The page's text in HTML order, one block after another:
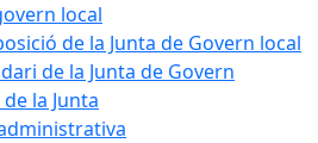
local
de la Junta de Govern local
de la Junta de Govern
la Junta